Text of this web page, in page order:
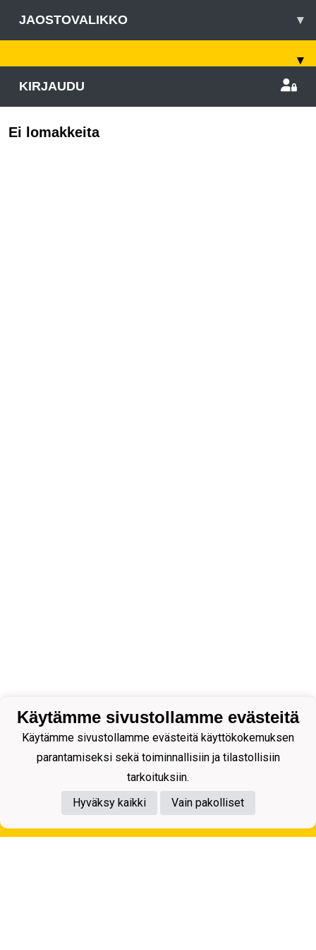
JAOSTOVALIKKO ▾
▾
KIRJAUDU
Ei lomakkeita
Tietosuojaseloste
Käytämme sivustollamme evästeitä
Käytämme sivustollamme evästeitä käyttökokemuksen
parantamiseksi sekä toiminnallisiin ja tilastollisiin
tarkoituksiin.
Hyväksy kaikki
Vain pakolliset